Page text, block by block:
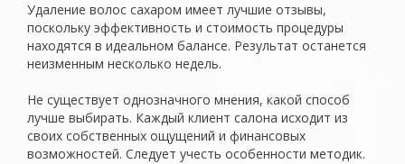
Удаление волос сахаром имеет лучшие отзывы,
поскольку эффективность и стоимость процедуры
находятся в идеальном балансе. Результат останется
неизменным несколько недель.
Не существует однозначного мнения, какой способ
лучше выбирать. Каждый клиент салона исходит из
своих собственных ощущений и финансовых
возможностей. Следует учесть особенности методик.